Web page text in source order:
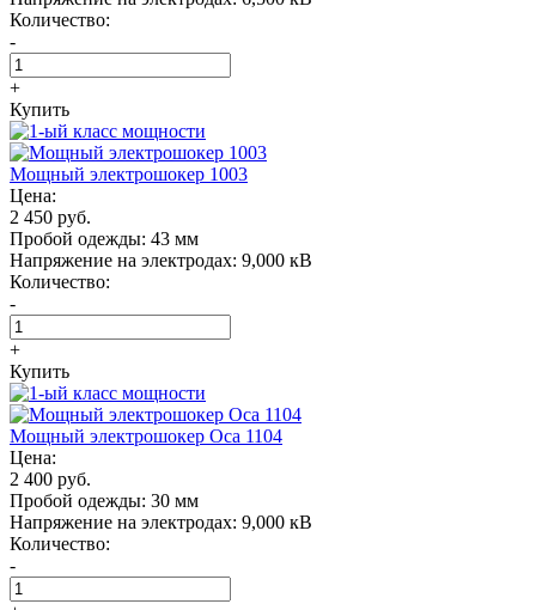
Количество:
-
+
Купить
Мощный электрошокер 1003
Цена:
2 450 руб.
Пробой одежды: 43 мм
Напряжение на электродах: 9,000 кВ
Количество:
-
+
Купить
Мощный электрошокер Oса 1104
Цена:
2 400 руб.
Пробой одежды: 30 мм
Напряжение на электродах: 9,000 кВ
Количество:
-